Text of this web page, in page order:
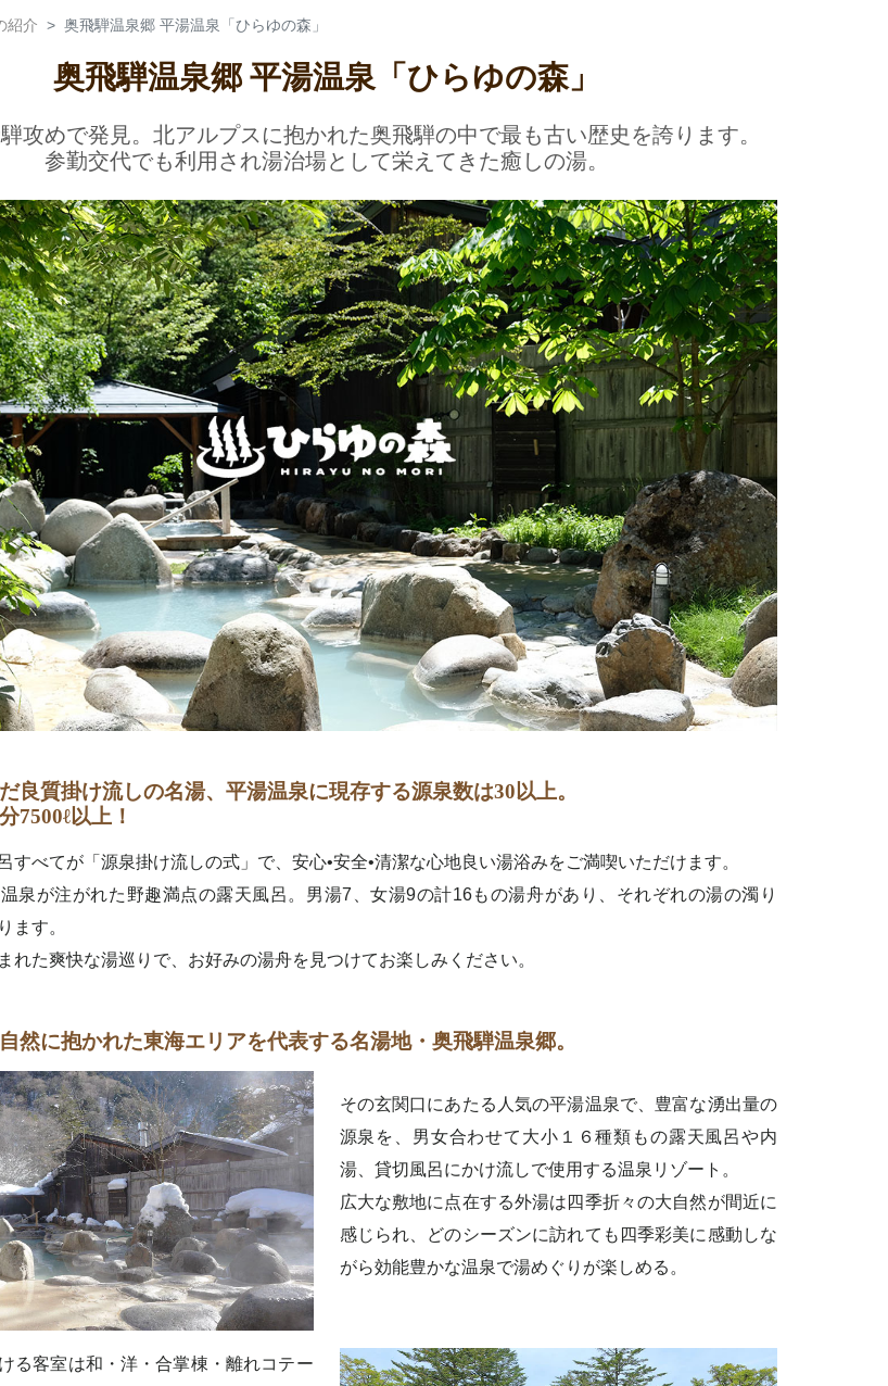
紹介 奥飛騨温泉郷 平湯温泉「ひらゆの森」
奥飛騨温泉郷 平湯温泉「ひらゆの森」
攻めで発見。北アルプスに抱かれた奥飛騨の中で最も古い歴史を誇ります。
参勤交代でも利用され湯治場として栄えてきた癒しの湯。
良質掛け流しの名湯、平湯温泉に現存する源泉数は30以上。
7500ℓ以上！
すべてが「源泉掛け流しの式」で、安心•安全•清潔な心地良い湯浴みをご満喫いただけます。
泉が注がれた野趣満点の露天風呂。男湯7、女湯9の計16もの湯舟があり、それぞれの湯の濁り
ます。
れた爽快な湯巡りで、お好みの湯舟を見つけてお楽しみください。
然に抱かれた東海エリアを代表する名湯地・奥飛騨温泉郷。
その玄関口にあたる人気の平湯温泉で、豊富な湧出量の
源泉を、男女合わせて大小１６種類もの露天風呂や内
湯、貸切風呂にかけ流しで使用する温泉リゾート。
広大な敷地に点在する外湯は四季折々の大自然が間近に
感じられ、どのシーズンに訪れても四季彩美に感動しな
がら効能豊かな温泉で湯めぐりが楽しめる。
る客室は和・洋・合掌棟・離れコテー